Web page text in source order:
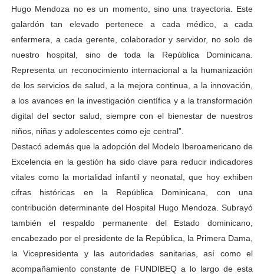
Hugo Mendoza no es un momento, sino una trayectoria. Este
galardón tan elevado pertenece a cada médico, a cada
enfermera, a cada gerente, colaborador y servidor, no solo de
nuestro hospital, sino de toda la República Dominicana.
Representa un reconocimiento internacional a la humanización
de los servicios de salud, a la mejora continua, a la innovación,
a los avances en la investigación científica y a la transformación
digital del sector salud, siempre con el bienestar de nuestros
niños, niñas y adolescentes como eje central”.
Destacó además que la adopción del Modelo Iberoamericano de
Excelencia en la gestión ha sido clave para reducir indicadores
vitales como la mortalidad infantil y neonatal, que hoy exhiben
cifras históricas en la República Dominicana, con una
contribución determinante del Hospital Hugo Mendoza. Subrayó
también el respaldo permanente del Estado dominicano,
encabezado por el presidente de la República, la Primera Dama,
la Vicepresidenta y las autoridades sanitarias, así como el
acompañamiento constante de FUNDIBEQ a lo largo de esta